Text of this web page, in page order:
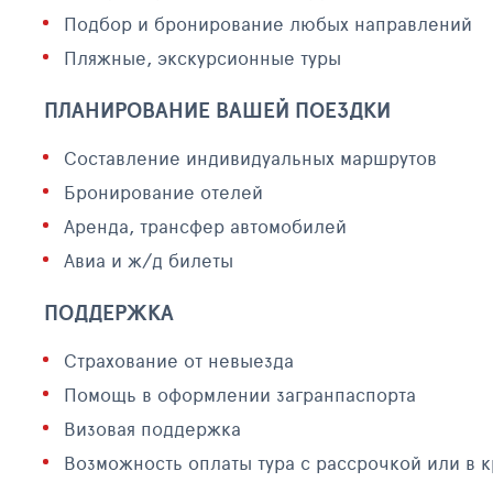
Подбор и бронирование любых направлений
Пляжные, экскурсионные туры
ПЛАНИРОВАНИЕ ВАШЕЙ ПОЕЗДКИ
Составление индивидуальных маршрутов
Бронирование отелей
Аренда, трансфер автомобилей
Авиа и ж/д билеты
ПОДДЕРЖКА
Страхование от невыезда
Помощь в оформлении загранпаспорта
Визовая поддержка
Возможность оплаты тура с рассрочкой или в